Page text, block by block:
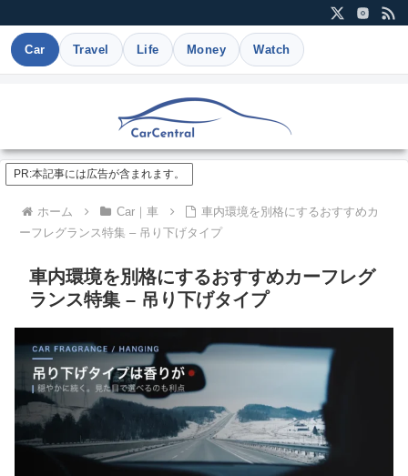
Car Travel Life Money Watch
PR:本記事には広告が含まれます。
ホーム Car｜車
車内環境を別格にするおすすめカ
ーフレグランス特集 – 吊り下げタイプ
車内環境を別格にするおすすめカーフレグ
ランス特集 – 吊り下げタイプ